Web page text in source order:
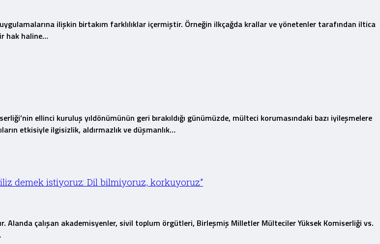
ilişkin birtakım farklılıklar içermiştir. Örneğin ilkçağda krallar ve yönetenler tarafından iltica
hak haline…
ellinci kuruluş yıldönümünün geri bırakıldığı günümüzde, mülteci korumasındaki bazı iyileşmelere
etkisiyle ilgisizlik, aldırmazlık ve düşmanlık…
demek istiyoruz: Dil bilmiyoruz, korkuyoruz”
Alanda çalışan akademisyenler, sivil toplum örgütleri, Birleşmiş Milletler Mülteciler Yüksek Komiserliği vs.